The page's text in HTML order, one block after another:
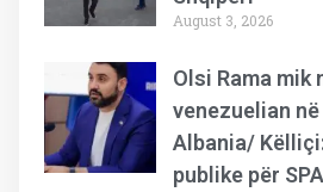
August 3, 2026
Olsi Rama mik
venezuelian
Albania/
publike për